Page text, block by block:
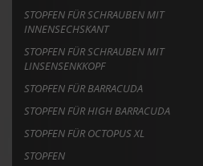
STOPFEN FÜR SCHRAUBEN MIT
INNENSECHSKANT
STOPFEN FÜR SCHRAUBEN MIT
LINSENSENKKOPF
STOPFEN FÜR BARRACUDA
STOPFEN FÜR HIGH BARRACUDA
STOPFEN FÜR OCTOPUS XL
STOPFEN